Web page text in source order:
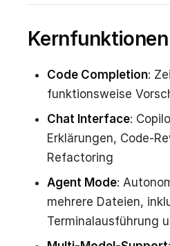
Kernfunktionen
Code Completion:
funktionsweise
Chat Interface:
Erklärungen, Code-
Refactoring
Agent Mode:
mehrere Dateien,
Terminalausführung